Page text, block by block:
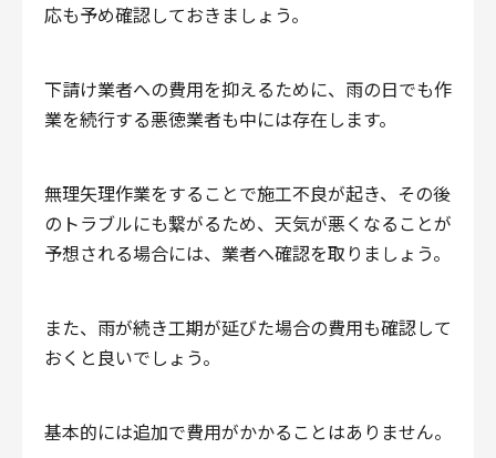
応も予め確認しておきましょう。
下請け業者への費用を抑えるために、雨の日でも作
業を続行する悪徳業者も中には存在します。
無理矢理作業をすることで施工不良が起き、その後
のトラブルにも繋がるため、天気が悪くなることが
予想される場合には、業者へ確認を取りましょう。
また、雨が続き工期が延びた場合の費用も確認して
おくと良いでしょう。
基本的には追加で費用がかかることはありません。